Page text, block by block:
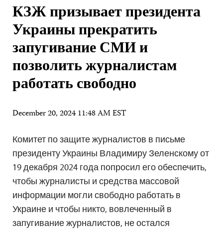
КЗЖ призывает президента
Украины прекратить
запугивание СМИ и
позволить журналистам
работать свободно
December 20, 2024 11:48 AM EST
Комитет по защите журналистов в письме
президенту Украины Владимиру Зеленскому от
19 декабря 2024 года попросил его обеспечить,
чтобы журналисты и средства массовой
информации могли свободно работать в
Украине и чтобы никто, вовлеченный в
запугивание журналистов, не остался